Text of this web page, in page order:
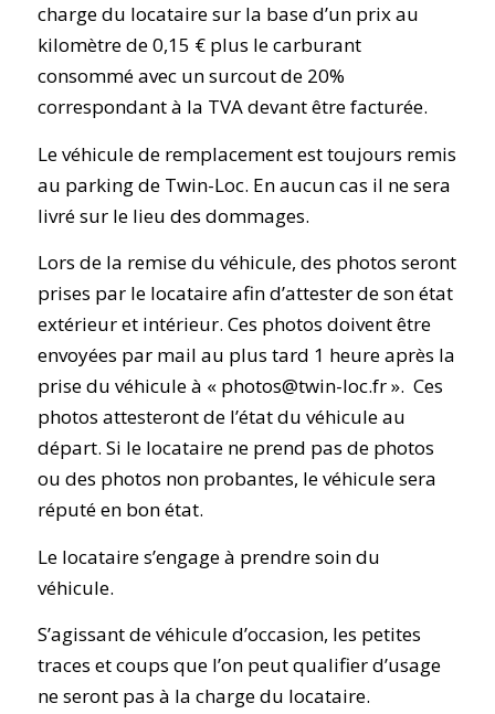
charge du locataire sur la base d’un prix au
kilomètre de 0,15 € plus le carburant
consommé avec un surcout de 20%
correspondant à la TVA devant être facturée.
Le véhicule de remplacement est toujours remis
au parking de Twin-Loc. En aucun cas il ne sera
livré sur le lieu des dommages.
Lors de la remise du véhicule, des photos seront
prises par le locataire afin d’attester de son état
extérieur et intérieur. Ces photos doivent être
envoyées par mail au plus tard 1 heure après la
prise du véhicule à « photos@twin-loc.fr ». Ces
photos attesteront de l’état du véhicule au
départ. Si le locataire ne prend pas de photos
ou des photos non probantes, le véhicule sera
réputé en bon état.
Le locataire s’engage à prendre soin du
véhicule.
S’agissant de véhicule d’occasion, les petites
traces et coups que l’on peut qualifier d’usage
ne seront pas à la charge du locataire.